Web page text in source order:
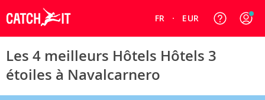
FR EUR
Les 4 meilleurs Hôtels Hôtels 3
étoiles à Navalcarnero